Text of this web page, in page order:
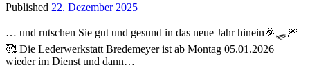
Published 22. Dezember 2025
… und rutschen Sie gut und gesund in das neue Jahr hinein🎉🛷🎆
🥰 Die Lederwerkstatt Bredemeyer ist ab Montag 05.01.2026
wieder im Dienst und dann…